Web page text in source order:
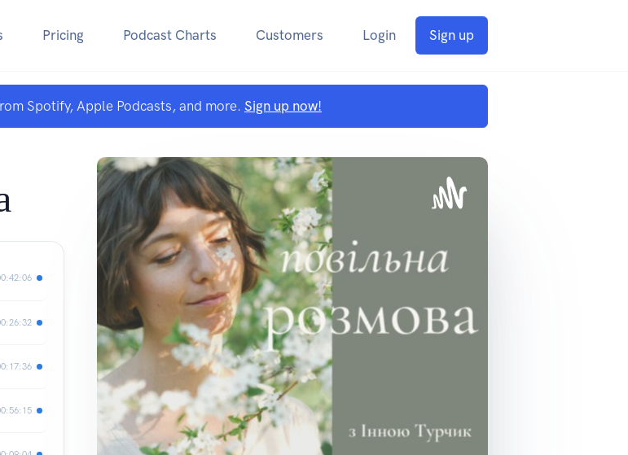
Pricing Podcast Charts Customers Login Sign up
Spotify, Apple Podcasts, and more. Sign up now!